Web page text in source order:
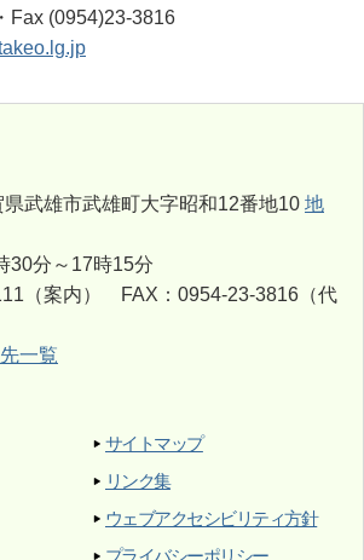
Fax (0954)23-3816
武雄市武雄町大字昭和12番地10 地
30分～17時15分
（案内） FAX：0954-23-3816（代
一覧
サイトマップ
リンク集
ウェブアクセシビリティ方針